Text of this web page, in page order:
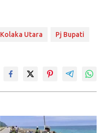
Kolaka Utara Pj Bupati